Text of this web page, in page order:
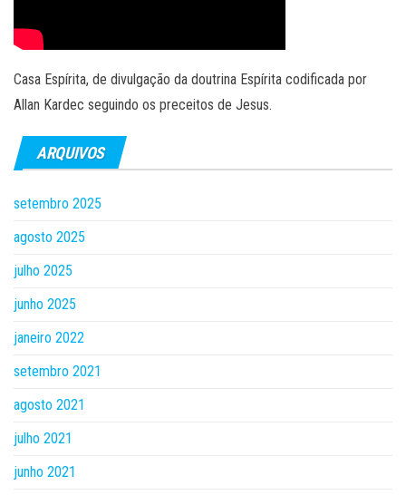
Casa Espírita, de divulgação da doutrina Espírita codificada por
Allan Kardec seguindo os preceitos de Jesus.
ARQUIVOS
setembro 2025
agosto 2025
julho 2025
junho 2025
janeiro 2022
setembro 2021
agosto 2021
julho 2021
junho 2021